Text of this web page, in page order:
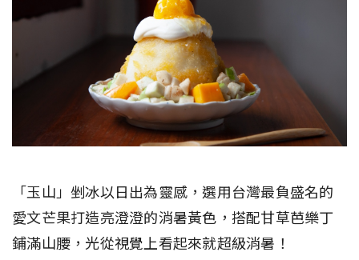
「玉山」剉冰以日出為靈感，選用台灣最負盛名的
愛文芒果打造亮澄澄的消暑黃色，搭配甘草芭樂丁
鋪滿山腰，光從視覺上看起來就超級消暑！